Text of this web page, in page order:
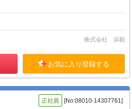
株式会社 浜勘
お気に入り登録する
正社員 [No:08010-14307761]